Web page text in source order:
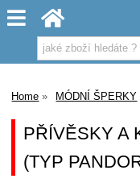
Home MÓDNÍ ŠPERKY
PŘÍVĚSKY A
(TYP